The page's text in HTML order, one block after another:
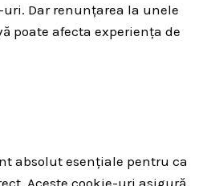
Dar renunțarea la unele
poate afecta experiența de
absolut esențiale pentru ca
Aceste cookie-uri asigură